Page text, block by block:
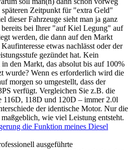
späteren Zeitpunkt für "extra Geld"
dieser Fahrzeuge sieht man ja ganz
bereits bei Ihrer "auf Kiel Legung" auf
werden, die dann auf den Markt
etwas nachlässt oder der
gezündet hat. Kein
den Markt, das absolut bis auf 100%
wurde? Wenn es erforderlich wird die
morgen so umgestellt, dass der
verfügt. Vergleichen Sie z.B. die
118D und 120D – immer 2.0l
der identische Motor. Nur die
wie viel Leistung entsteht.
die Funktion meines Diesel
ausgeführte